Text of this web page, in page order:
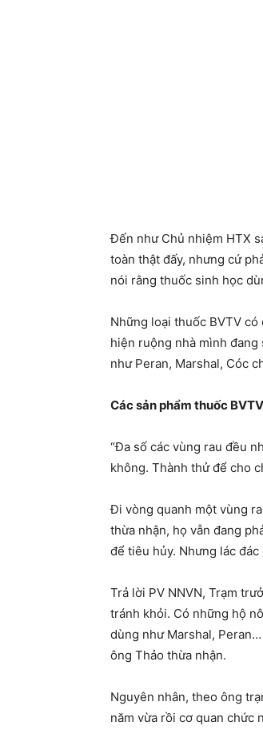
Đến như Chủ nhiệm HTX
toàn thật đấy, nhưng cứ
nói rằng thuốc sinh học
Những loại thuốc BVTV
hiện ruộng nhà mình
như Peran, Marshal, Cóc
Các sản phẩm thuốc
“Đa số các vùng rau đều
không. Thành thử để cho
Đi vòng quanh một vùng
thừa nhận, họ vẫn đang
để tiêu hủy. Nhưng lác
Trả lời PV NNVN, Trạm
tránh khỏi. Có những hộ
dùng như Marshal,
ông Thảo thừa nhận.
Nguyên nhân, theo ông
năm vừa rồi cơ quan chức